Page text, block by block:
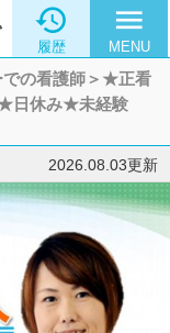

履歴
menu
MENU
での看護師＞★正看
日休み★未経験
2026.08.03更新